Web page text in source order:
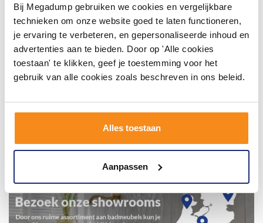
Bij Megadump gebruiken we cookies en vergelijkbare
technieken om onze website goed te laten functioneren,
je ervaring te verbeteren, en gepersonaliseerde inhoud en
advertenties aan te bieden. Door op 'Alle cookies
toestaan' te klikken, geef je toestemming voor het
gebruik van alle cookies zoals beschreven in ons beleid.
Alles toestaan
Aanpassen